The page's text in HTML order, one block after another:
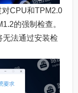
CPU和TPM2.0
的强制检查。
无法通过安装检